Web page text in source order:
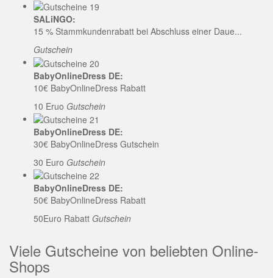
SALiNGO:
15 % Stammkundenrabatt bei Abschluss einer Daue...
Gutschein
BabyOnlineDress DE:
10€ BabyOnlineDress Rabatt
10 Eruo Gutschein
BabyOnlineDress DE:
30€ BabyOnlineDress Gutschein
30 Euro Gutschein
BabyOnlineDress DE:
50€ BabyOnlineDress Rabatt
50Euro Rabatt Gutschein
Viele Gutscheine von beliebten Online-
Shops